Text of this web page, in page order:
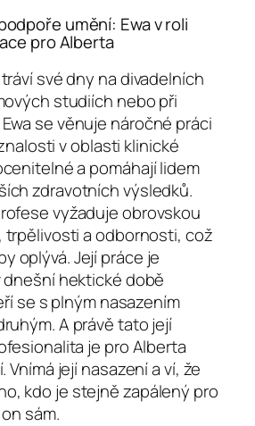
umění: Ewa v roli
pro Alberta
své dny na divadelních
studiích nebo při
se věnuje náročné práci
v oblasti klinické
a pomáhají lidem
zdravotních výsledků.
vyžaduje obrovskou
trpělivosti a odbornosti, což
oplývá. Její práce je
dnešní hektické době
se s plným nasazením
A právě tato její
je pro Alberta
Vnímá její nasazení a ví, že
kdo je stejně zapálený pro
sám.